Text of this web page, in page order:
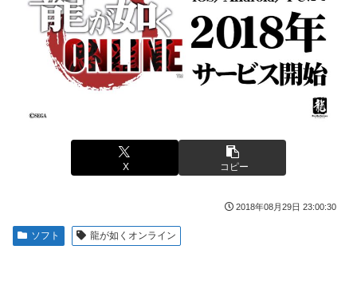
ミサイルの実射試験に韓国人が衝撃！」→「着々と進む最新
鋭の防衛装備‥」
【画像】かつて天下を獲っていたYouTuberの現在ｗｗｗｗ
【悲報】コレコレ、月収1億円ｗｗｗそりゃ外出るのにボデ
ィガードつけるわ…
【悲報】福岡の電車、完全にやらかす。構内アナウンスでド
【悲報】有名漫画家、がんを公表「大腸癌になってしまいま
した。肝臓に転移も見られてステージ4です」
【画像】 AI「写真の背景削除？ガンプラの箱追加しといて
やる夫のダンジョン運営記183-雑談所ネタ118 懺悔小ネタ
【警告】社会人「スムージーにキウイ皮ごと入れよ。これ美
容にいいんだよね〜」→ 結果…
【悲報】有名漫画家、がんを公表「大腸癌になってしまいま
した。肝臓に転移も見られてステージ4です」
【衝撃】ハンターハンター、とんでもねえ伏線が発掘され
る。クルタ族の虐殺犯人がツェリードニヒだった模様！
被災地・熊本、泥酔者の通報が止まらず県警が異例のお願い
20代「50年ローンでええやろ」←これマジ？？？
行りだした結果がこちらw w w w w w w
メトロイドプライム4 新品が2999円に…
X コピー
2018年08月29日 23:00:30
ソフト 龍が如くオンライン